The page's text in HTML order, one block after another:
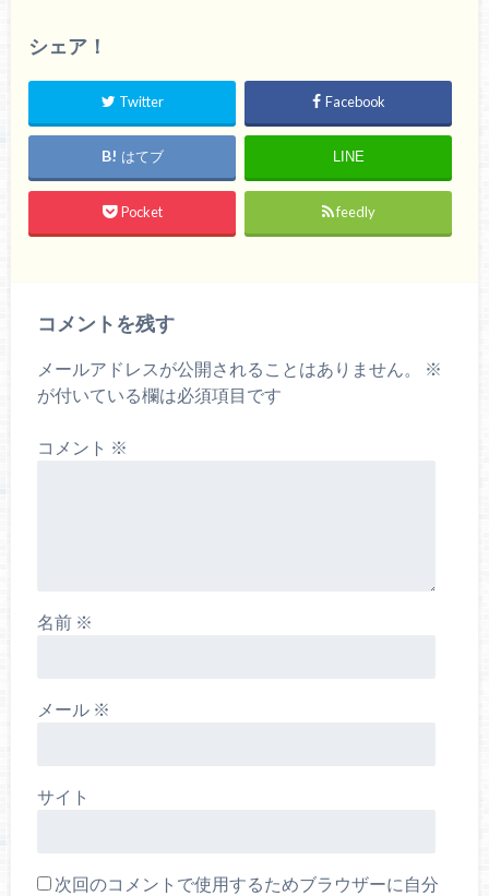
シェア！
Twitter Facebook
はてブ LINE
Pocket feedly
コメントを残す
メールアドレスが公開されることはありません。
※
が付いている欄は必須項目です
コメント ※
名前 ※
メール ※
サイト
次回のコメントで使用するためブラウザーに自分